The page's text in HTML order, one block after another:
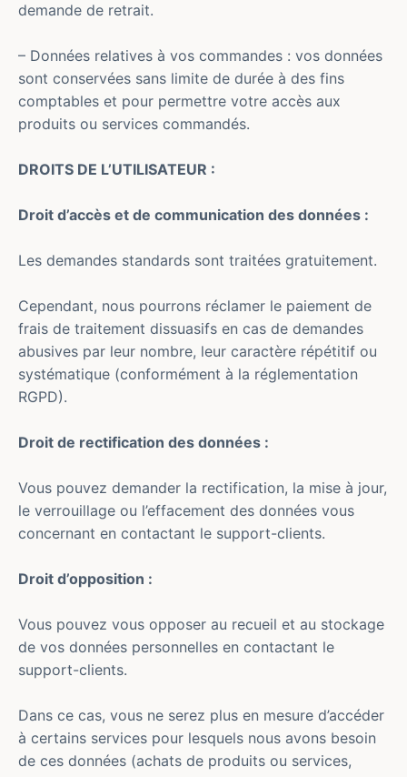
demande de retrait.
– Données relatives à vos commandes : vos données
sont conservées sans limite de durée à des fins
comptables et pour permettre votre accès aux
produits ou services commandés.
DROITS DE L’UTILISATEUR :
Droit d’accès et de communication des données :
Les demandes standards sont traitées gratuitement.
Cependant, nous pourrons réclamer le paiement de
frais de traitement dissuasifs en cas de demandes
abusives par leur nombre, leur caractère répétitif ou
systématique (conformément à la réglementation
RGPD).
Droit de rectification des données :
Vous pouvez demander la rectification, la mise à jour,
le verrouillage ou l’effacement des données vous
concernant en contactant le support-clients.
Droit d’opposition :
Vous pouvez vous opposer au recueil et au stockage
de vos données personnelles en contactant le
support-clients.
Dans ce cas, vous ne serez plus en mesure d’accéder
à certains services pour lesquels nous avons besoin
de ces données (achats de produits ou services,